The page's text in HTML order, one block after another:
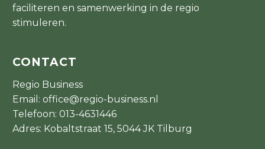
faciliteren en samenwerking in de regio
stimuleren.
CONTACT
Regio Business
Email: office@regio-business.nl
Telefoon: 013-4631446
Adres: Kobaltstraat 15, 5044 JK Tilburg